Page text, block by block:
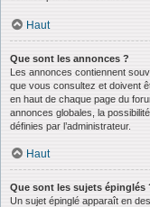
Haut
Que sont les annonces ?
Les annonces contiennent
que vous consultez et doivent
en haut de chaque page du
annonces globales, la
définies par l’administrateur.
Haut
Que sont les sujets épinglés
Un sujet épinglé apparaît en